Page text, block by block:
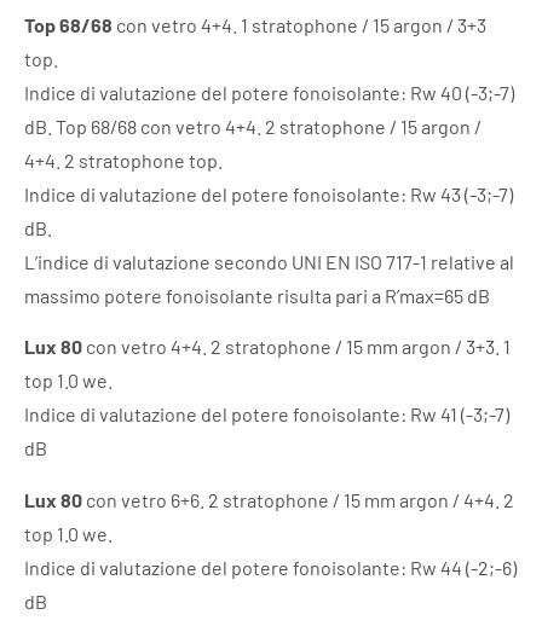
Top 68/68 con vetro 4+4. 1 stratophone / 15 argon / 3+3
top.
Indice di valutazione del potere fonoisolante: Rw 40 (-3;-7)
dB. Top 68/68 con vetro 4+4. 2 stratophone / 15 argon /
4+4. 2 stratophone top.
Indice di valutazione del potere fonoisolante: Rw 43 (-3;-7)
dB.
L’indice di valutazione secondo UNI EN ISO 717-1 relative al
massimo potere fonoisolante risulta pari a R’max=65 dB
Lux 80 con vetro 4+4. 2 stratophone / 15 mm argon / 3+3. 1
top 1.0 we.
Indice di valutazione del potere fonoisolante: Rw 41 (-3;-7)
dB
Lux 80 con vetro 6+6. 2 stratophone / 15 mm argon / 4+4. 2
top 1.0 we.
Indice di valutazione del potere fonoisolante: Rw 44 (-2;-6)
dB